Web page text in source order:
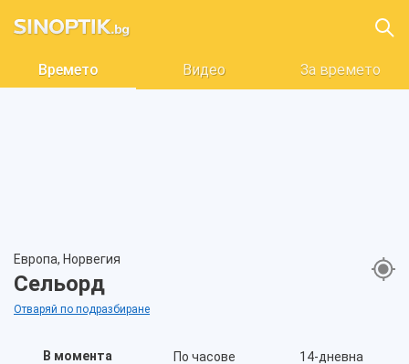
Времето Видео За времето
Европа, Норвегия
Сельорд
Отваряй по подразбиране
В момента По часове 14-дневна